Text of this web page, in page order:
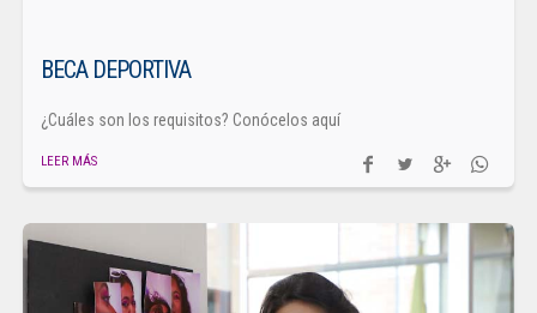
BECA DEPORTIVA
¿Cuáles son los requisitos? Conócelos aquí
LEER MÁS